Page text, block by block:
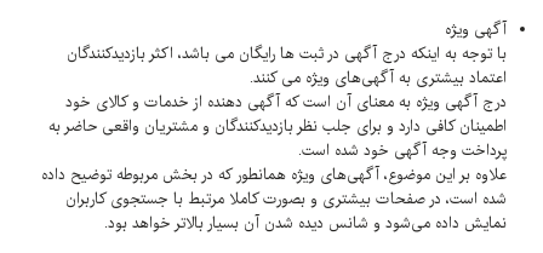
آگهی ویژه
با توجه به اینکه درج آگهی در ثبت ها رایگان می باشد، اکثر بازدیدکنندگان
اعتماد بیشتری به آگهی‌های ویژه می کنند.
درج آگهی ویژه به معنای آن است که آگهی دهنده از خدمات و کالای خود
اطمینان کافی دارد و برای جلب نظر بازدیدکنندگان و مشتریان واقعی حاضر به
پرداخت وجه آگهی خود شده است.
علاوه بر این موضوع، آگهی‌های ویژه همانطور که در بخش مربوطه توضیح داده
شده است، در صفحات بیشتری و بصورت کاملا مرتبط با جستجوی کاربران
نمایش داده می‌شود و شانس دیده شدن آن بسیار بالاتر خواهد بود.